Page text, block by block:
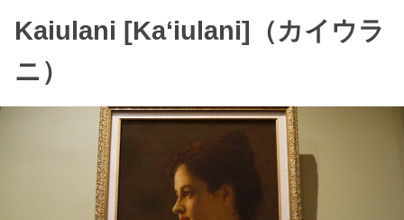
Kaiulani [Ka‘iulani]（カイウラ
ニ）